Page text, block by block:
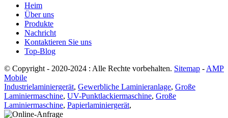
Heim
Über uns
Produkte
Nachricht
Kontaktieren Sie uns
Top-Blog
© Copyright - 2020-2024 : Alle Rechte vorbehalten. Sitemap - AMP
Mobile
Industrielaminiergerät, Gewerbliche Laminieranlage, Große
Laminiermaschine, UV-Punktlackiermaschine, Große
Laminiermaschine, Papierlaminiergerät,